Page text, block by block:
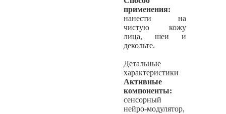
применения:
нанести на
чистую кожу
лица, шеи и
декольте.
Детальные
характеристики
Активные
компоненты:
сенсорный
нейро-модулятор,